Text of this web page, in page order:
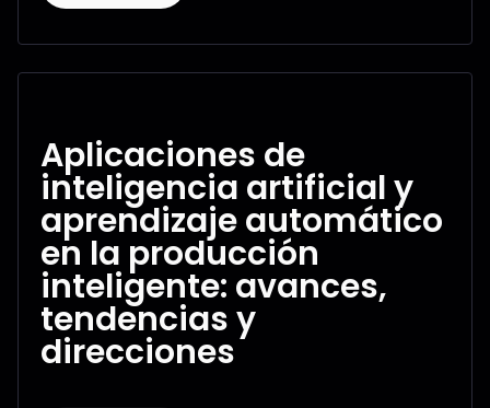
Aplicaciones de
inteligencia artificial y
aprendizaje automático
en la producción
inteligente: avances,
tendencias y
direcciones